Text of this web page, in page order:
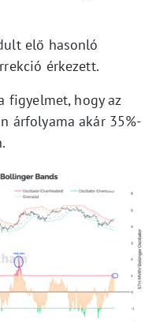
elő hasonló
érkezett.
figyelmet, hogy az
árfolyama akár 35%-